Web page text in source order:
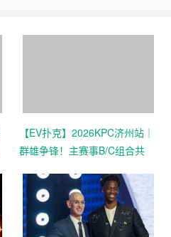
【EV扑克】2026KPC济州站｜
群雄争锋！主赛事B/C组合共
森/赵洪军分别登顶小组CL，多
场混合游戏持续开启助你摘
冠！